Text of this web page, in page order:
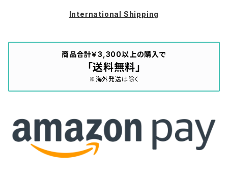
International Shipping
商品合計￥3,300以上の購入で
「送料無料」
※海外発送は除く